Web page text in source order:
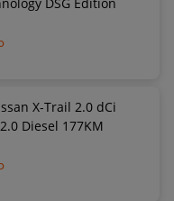
X-Trail 2.0 dCi
Diesel 177KM